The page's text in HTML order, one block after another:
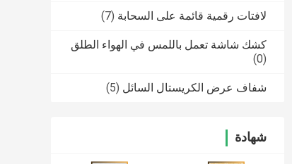
لافتات رقمية قائمة على السحابة (7)
كشك شاشة تعمل باللمس في الهواء الطلق
(0)
شفاف عرض الكريستال السائل (5)
شهادة